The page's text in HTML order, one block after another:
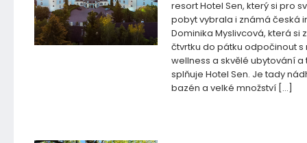
resort Hotel Sen, který si pro
pobyt vybrala i známá česká
Dominika Myslivcová, která si
čtvrtku do pátku odpočinout s
wellness a skvělé ubytování a
splňuje Hotel Sen. Je tady
bazén a velké množství […]